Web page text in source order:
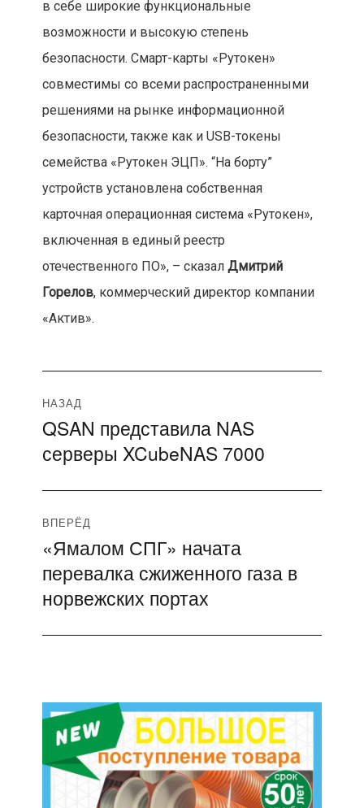
в себе широкие функциональные
возможности и высокую степень
безопасности. Смарт-карты «Рутокен»
совместимы со всеми распространенными
решениями на рынке информационной
безопасности, также как и USB-токены
семейства «Рутокен ЭЦП». “На борту”
устройств установлена собственная
карточная операционная система «Рутокен»,
включенная в единый реестр
отечественного ПО», – сказал Дмитрий
Горелов, коммерческий директор компании
«Актив».
Навигация
по
записям
НАЗАД
Предыдущая
запись:
QSAN представила NAS
серверы XCubeNAS 7000
ВПЕРЁД
Следующая
запись:
«Ямалом СПГ» начата
перевалка сжиженного газа в
норвежских портах